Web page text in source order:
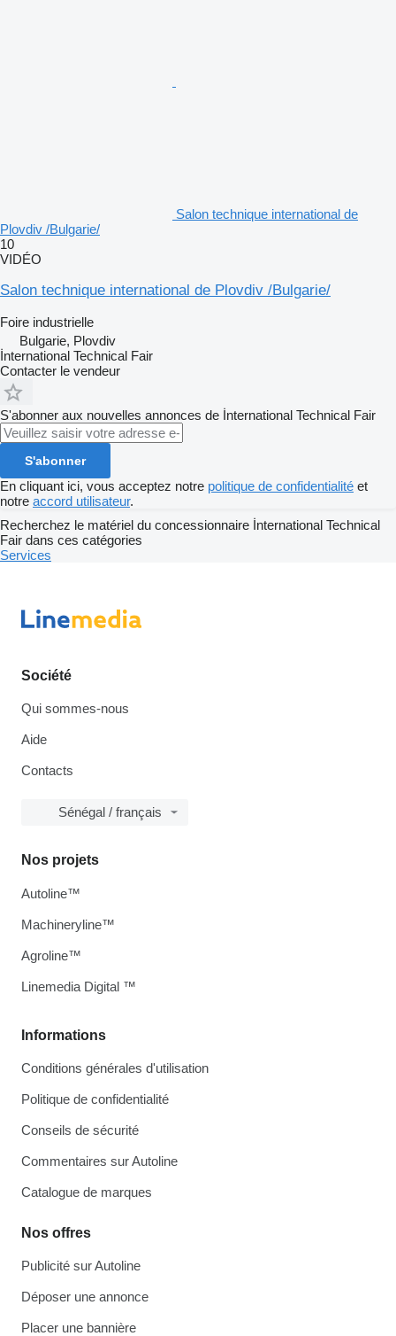
Salon technique international de
Plovdiv /Bulgarie/
10
VIDÉO
Salon technique international de Plovdiv /Bulgarie/
Foire industrielle
Bulgarie, Plovdiv
İnternational Technical Fair
Contacter le vendeur
S'abonner aux nouvelles annonces de İnternational Technical Fair
S'abonner
En cliquant ici, vous acceptez notre politique de confidentialité et
notre accord utilisateur.
Recherchez le matériel du concessionnaire İnternational Technical
Fair dans ces catégories
Services
Société
Qui sommes-nous
Aide
Contacts
Sénégal / français
Informations
Conditions générales d'utilisation
Politique de confidentialité
Conseils de sécurité
Commentaires sur Autoline
Catalogue de marques
Nos offres
Publicité sur Autoline
Déposer une annonce
Placer une bannière
Nos projets
Autoline™
Machineryline™
Agroline™
Linemedia Digital ™